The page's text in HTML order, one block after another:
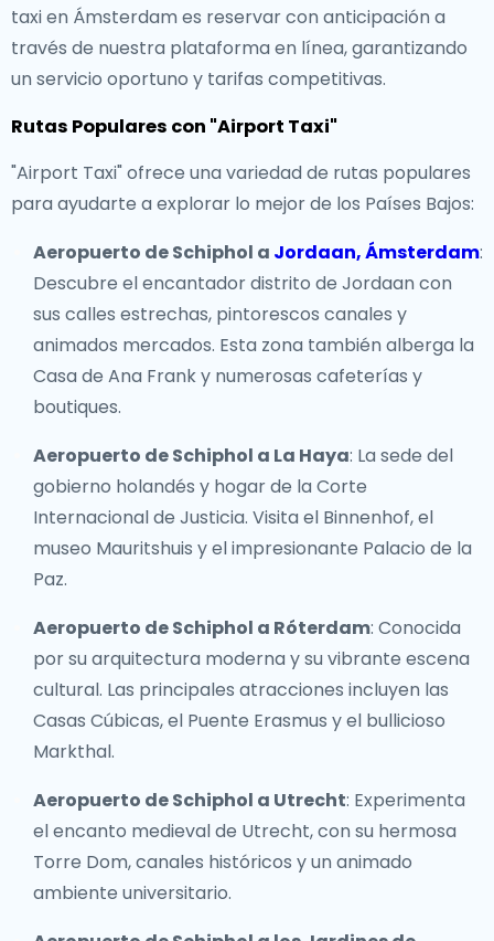
taxi en Ámsterdam es reservar con anticipación a
través de nuestra plataforma en línea, garantizando
un servicio oportuno y tarifas competitivas.
Rutas Populares con "Airport Taxi"
"Airport Taxi" ofrece una variedad de rutas populares
para ayudarte a explorar lo mejor de los Países Bajos:
Aeropuerto de Schiphol a Jordaan, Ámsterdam:
Descubre el encantador distrito de Jordaan con
sus calles estrechas, pintorescos canales y
animados mercados. Esta zona también alberga la
Casa de Ana Frank y numerosas cafeterías y
boutiques.
Aeropuerto de Schiphol a La Haya: La sede del
gobierno holandés y hogar de la Corte
Internacional de Justicia. Visita el Binnenhof, el
museo Mauritshuis y el impresionante Palacio de la
Paz.
Aeropuerto de Schiphol a Róterdam: Conocida
por su arquitectura moderna y su vibrante escena
cultural. Las principales atracciones incluyen las
Casas Cúbicas, el Puente Erasmus y el bullicioso
Markthal.
Aeropuerto de Schiphol a Utrecht: Experimenta
el encanto medieval de Utrecht, con su hermosa
Torre Dom, canales históricos y un animado
ambiente universitario.